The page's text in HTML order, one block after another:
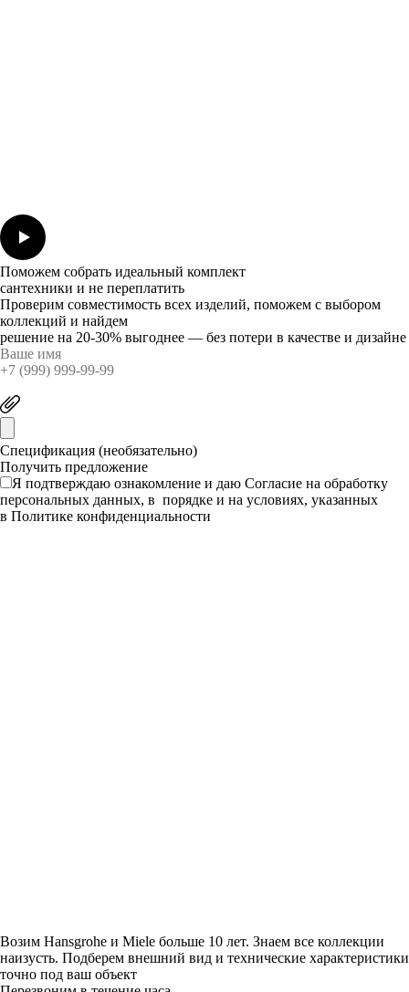
Поможем собрать идеальный комплект
сантехники и не переплатить
Проверим совместимость всех изделий, поможем с выбором
коллекций и найдем
решение на 20-30% выгоднее — без потери в качестве и дизайне
Спецификация (необязательно)
Я подтверждаю ознакомление и даю Согласие на обработку
персональных данных, в порядке и на условиях, указанных
в Политике конфиденциальности
Возим Hansgrohe и Miele больше 10 лет. Знаем все коллекции
наизусть. Подберем внешний вид и технические характеристики
точно под ваш объект